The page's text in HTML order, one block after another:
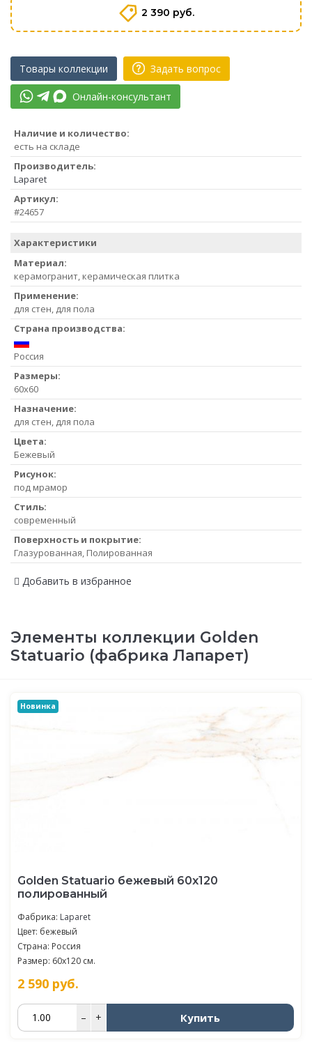
2 390 руб.
Товары коллекции Задать вопрос
Онлайн-консультант
Наличие и количество:
есть на складе
Производитель:
Laparet
Артикул:
#24657
Характеристики
Материал:
керамогранит, керамическая плитка
Применение:
для стен, для пола
Страна производства:
Россия
Размеры:
60x60
Назначение:
для стен, для пола
Цвета:
Бежевый
Рисунок:
под мрамор
Стиль:
современный
Поверхность и покрытие:
Глазурованная, Полированная
Добавить в избранное
Элементы коллекции Golden
Statuario (фабрика Лапарет)
Новинка
Golden Statuario бежевый 60x120
полированный
Фабрика: Laparet
Цвет: бежевый
Страна: Россия
Размер: 60x120 см.
2 590 руб.
– + Купить